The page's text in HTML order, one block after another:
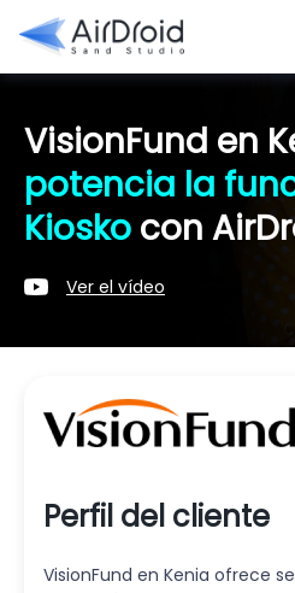
VisionFund en
potencia la
Kiosko con
Ver el vídeo
Perfil del cliente
VisionFund en Kenia ofrece